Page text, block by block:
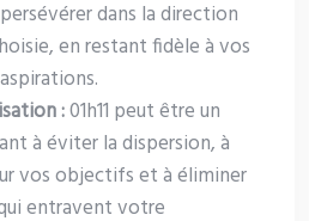
dans la direction
en restant fidèle à vos
:01h11 peut être un
à éviter la dispersion, à
vos objectifs et à éliminer
entravent votre